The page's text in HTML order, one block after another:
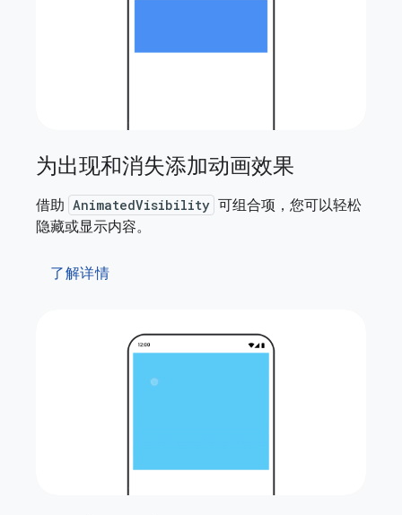
为出现和消失添加动画效果
借助 AnimatedVisibility 可组合项，您可以轻松
隐藏或显示内容。
了解详情